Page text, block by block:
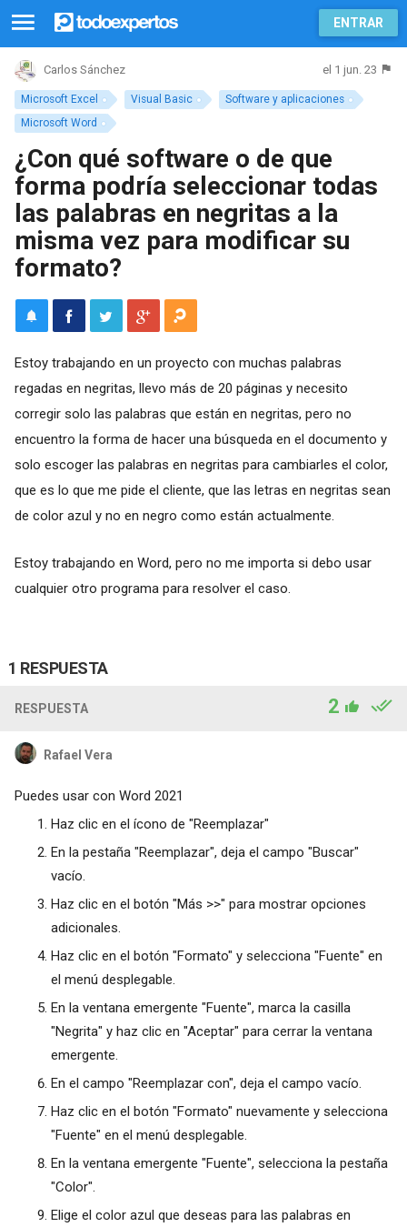
ENTRAR
Microsoft Excel Visual Basic
Software y aplicaciones
Microsoft Word
Carlos Sánchez el 1 jun. 23
¿Con qué software o de que
forma podría seleccionar todas
las palabras en negritas a la
misma vez para modificar su
formato?
Estoy trabajando en un proyecto con muchas palabras
regadas en negritas, llevo más de 20 páginas y necesito
corregir solo las palabras que están en negritas, pero no
encuentro la forma de hacer una búsqueda en el documento y
solo escoger las palabras en negritas para cambiarles el color,
que es lo que me pide el cliente, que las letras en negritas sean
de color azul y no en negro como están actualmente.
Estoy trabajando en Word, pero no me importa si debo usar
cualquier otro programa para resolver el caso.
1 RESPUESTA
RESPUESTA 2
Rafael Vera
Puedes usar con Word 2021
Haz clic en el ícono de "Reemplazar"
En la pestaña "Reemplazar", deja el campo "Buscar"
vacío.
Haz clic en el botón "Más >>" para mostrar opciones
adicionales.
Haz clic en el botón "Formato" y selecciona "Fuente" en
el menú desplegable.
En la ventana emergente "Fuente", marca la casilla
"Negrita" y haz clic en "Aceptar" para cerrar la ventana
emergente.
En el campo "Reemplazar con", deja el campo vacío.
Haz clic en el botón "Formato" nuevamente y selecciona
"Fuente" en el menú desplegable.
En la ventana emergente "Fuente", selecciona la pestaña
"Color".
Elige el color azul que deseas para las palabras en